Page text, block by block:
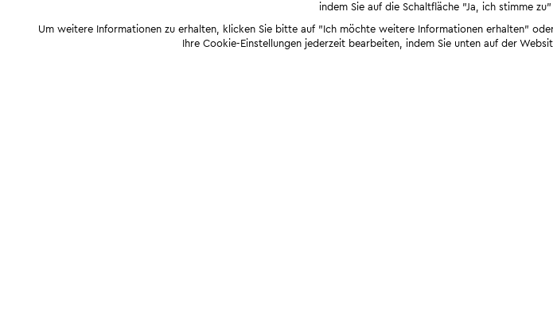
indem Sie auf die Schaltfläche "Ja, ich stimme zu"
Um weitere Informationen zu erhalten, klicken Sie bitte auf "Ich möchte weitere Informationen erhalten"
Ihre Cookie-Einstellungen jederzeit bearbeiten, indem Sie unten auf der